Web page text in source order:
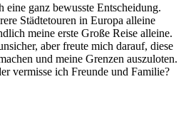
ganz bewusste Entscheidung.
Städtetouren in Europa alleine
meine erste Große Reise alleine.
aber freute mich darauf, diese
und meine Grenzen auszuloten.
vermisse ich Freunde und Familie?